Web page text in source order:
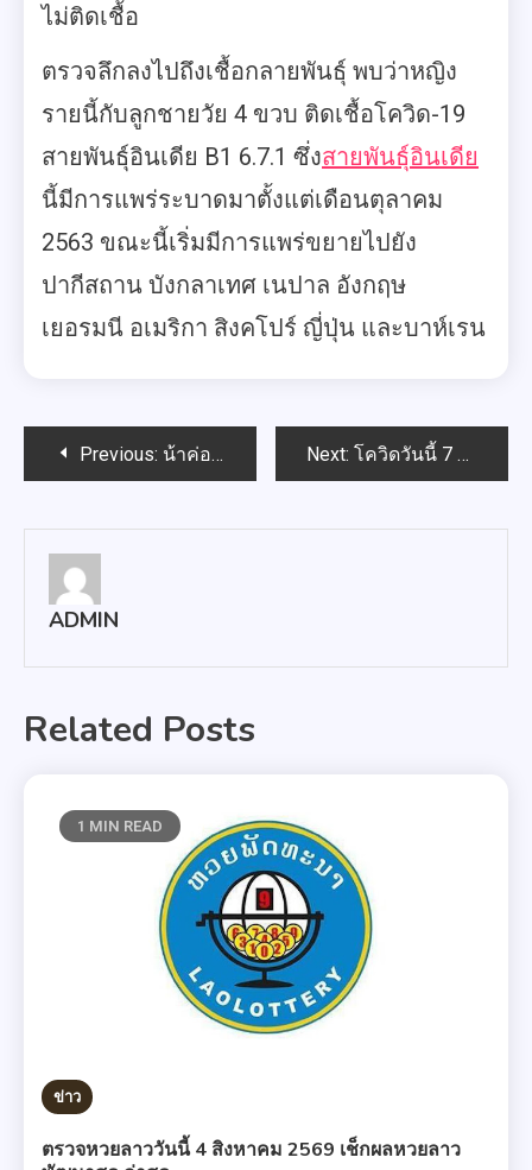
ไม่ติดเชื้อ
ตรวจลึกลงไปถึงเชื้อกลายพันธุ์ พบว่าหญิง
รายนี้กับลูกชายวัย 4 ขวบ ติดเชื้อโควิด-19
สายพันธุ์อินเดีย B1 6.7.1 ซึ่งสายพันธุ์อินเดีย
นี้มีการแพร่ระบาดมาตั้งแต่เดือนตุลาคม
2563 ขณะนี้เริ่มมีการแพร่ขยายไปยัง
ปากีสถาน บังกลาเทศ เนปาล อังกฤษ
เยอรมนี อเมริกา สิงคโปร์ ญี่ปุ่น และบาห์เรน
PostPrevious: น้าค่อม ชวนชื่น เสียชีวิตแล้วหลังป่วยโควิด Next: โควิดวันนี้ 7 มิ.ย. 64 ไทยติดเชื้อเพิ่ม 2,419 ราย ดับ 33 ราย
ADMIN
Related Posts
1 MIN READ
ข่าว
ตรวจหวยลาววันนี้ 4 สิงหาคม 2569 เช็กผลหวยลาว